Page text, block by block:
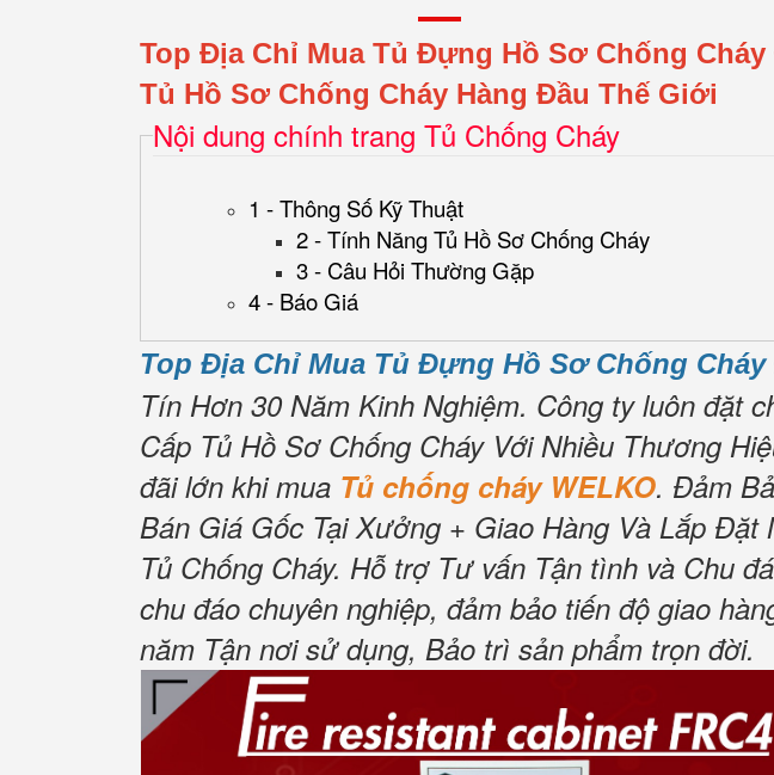
Top Địa Chỉ Mua Tủ Đựng Hồ Sơ Chống Cháy
Tủ Hồ Sơ Chống Cháy Hàng Đầu Thế Giới
Nội dung chính trang Tủ Chống Cháy
1 - Thông Số Kỹ Thuật
2 - Tính Năng Tủ Hồ Sơ Chống Cháy
3 - Câu Hỏi Thường Gặp
4 - Báo Giá
Top Địa Chỉ Mua Tủ Đựng Hồ Sơ Chống Cháy
Tín Hơn 30 Năm Kinh Nghiệm. Công ty luôn đặt
Cấp Tủ Hồ Sơ Chống Cháy Với Nhiều Thương
đãi lớn khi mua Tủ chống cháy WELKO. Đảm
Bán Giá Gốc Tại Xưởng + Giao Hàng Và Lắp Đặt
Tủ Chống Cháy. Hỗ trợ Tư vấn Tận tình và Chu
chu đáo chuyên nghiệp, đảm bảo tiến độ giao
năm Tận nơi sử dụng, Bảo trì sản phẩm trọn đời.